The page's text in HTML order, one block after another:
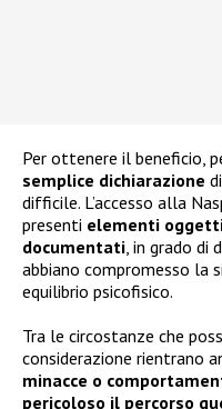
Per ottenere il beneficio,
semplice dichiarazione
difficile. L’accesso alla
presenti elementi
documentati , in grado
abbiano compromesso la
equilibrio psicofisico.
Tra le circostanze che
considerazione rientrano
minacce o
pericoloso il percorso